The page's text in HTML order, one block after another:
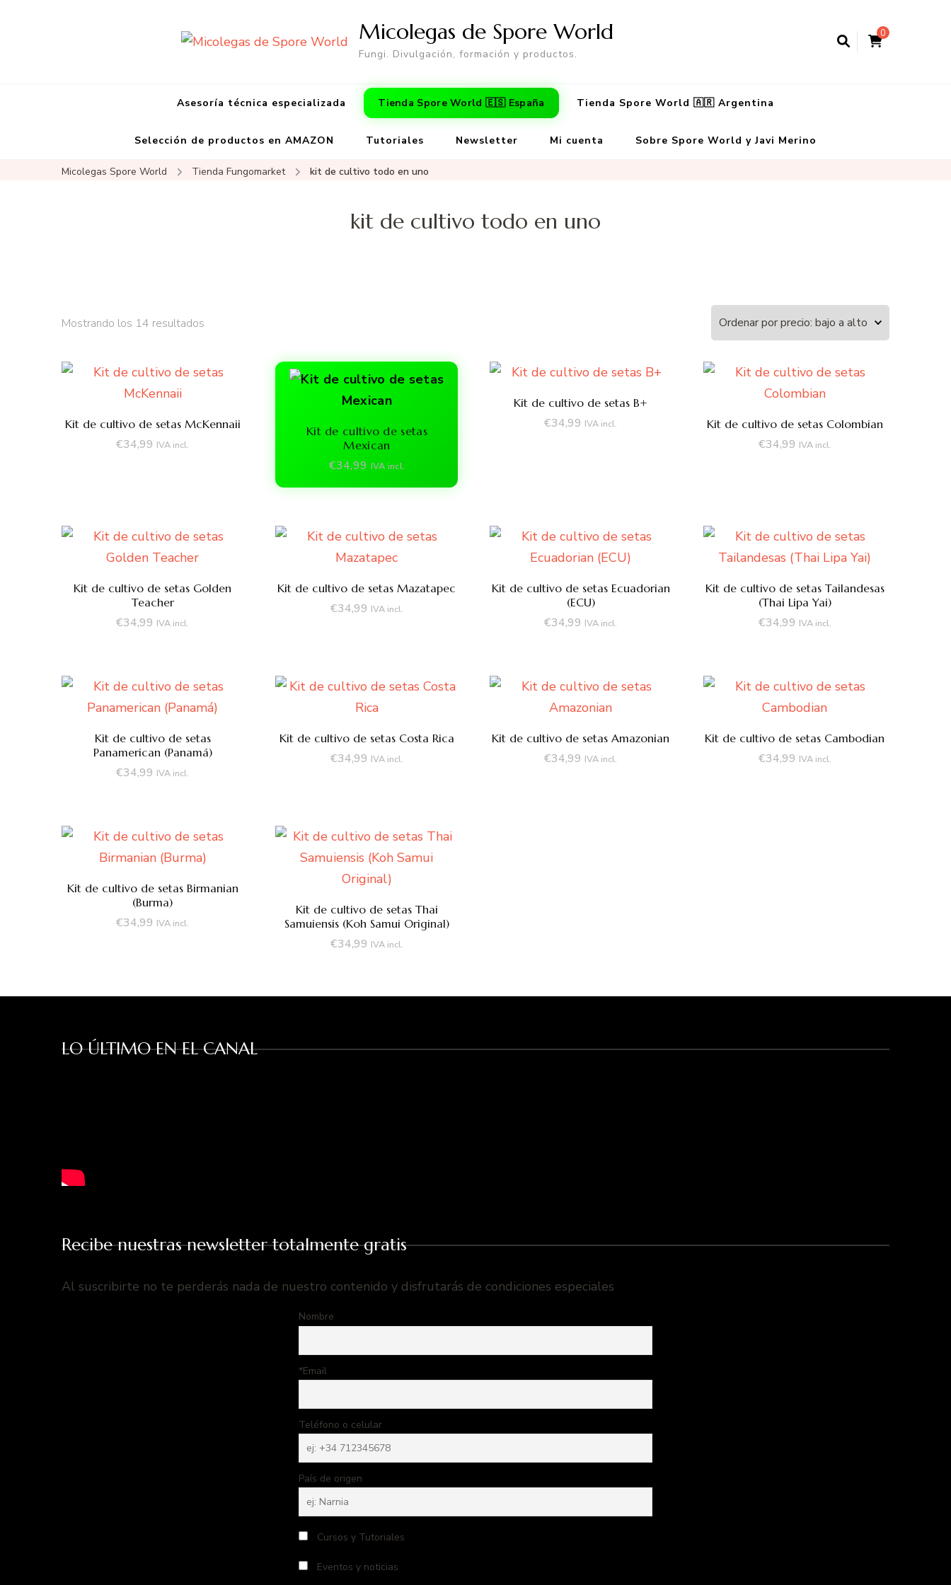
0
Micolegas de Spore World
Fungi. Divulgación, formación y productos.
Asesoría técnica especializada Tienda Spore World 🇪🇸 España Tienda Spore World 🇦🇷 Argentina
Selección de productos en AMAZON Tutoriales Newsletter Mi cuenta Sobre Spore World y Javi Merino
Micolegas Spore World Tienda Fungomarket kit de cultivo todo en uno
kit de cultivo todo en uno
Mostrando los 14 resultados
alto
Kit de cultivo de setas McKennaii
€34,99 IVA incl.
Kit de cultivo de setas
Mexican
€34,99 IVA incl.
Kit de cultivo de setas B+
€34,99 IVA incl. Kit de cultivo de setas Colombian
€34,99 IVA incl.
Kit de cultivo de setas Golden
Teacher
€34,99 IVA incl.
Kit de cultivo de setas Mazatapec
€34,99 IVA incl.
Kit de cultivo de setas Ecuadorian
(ECU)
€34,99 IVA incl.
Kit de cultivo de setas Tailandesas
(Thai Lipa Yai)
€34,99 IVA incl.
Kit de cultivo de setas
Panamerican (Panamá)
€34,99 IVA incl.
Kit de cultivo de setas Costa Rica
€34,99 IVA incl.
Kit de cultivo de setas Amazonian
€34,99 IVA incl.
Kit de cultivo de setas Cambodian
€34,99 IVA incl.
Kit de cultivo de setas Birmanian
(Burma)
€34,99 IVA incl.
Kit de cultivo de setas Thai
Samuiensis (Koh Samui Original)
€34,99 IVA incl.
LO ÚLTIMO EN EL CANAL
Recibe nuestras newsletter totalmente gratis
Al suscribirte no te perderás nada de nuestro contenido y disfrutarás de condiciones especiales
Nombre
*Email
Teléfono o celular
País de origen
Cursos y Tutoriales
Eventos y noticias